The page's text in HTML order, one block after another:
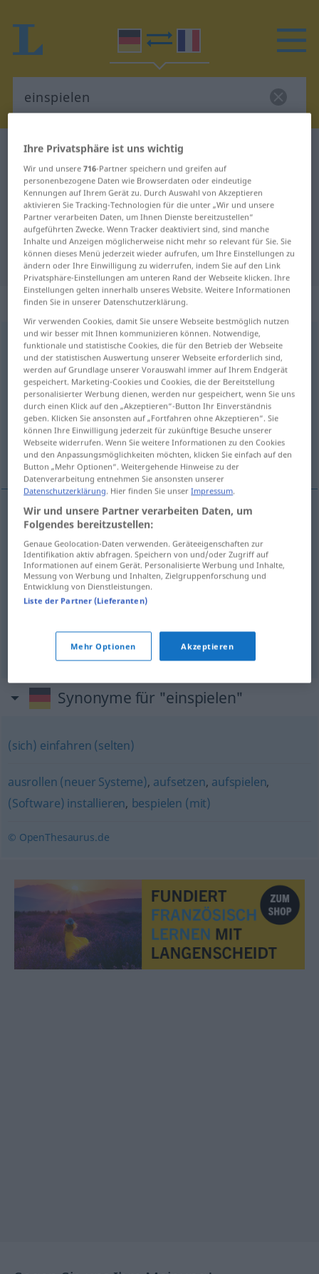
Deutsch-Französisch Wörterbuch
Deutsch-Französisch Übersetzung
für "einspielen"
"einspielen" Französisch
Übersetzung
„einspielen“: reflexives Verb
einspielenv/r
Übersicht aller Übersetzungen
(Für mehr Details die Übersetzung anklicken/antippen)
s’entraîner à jouer
ils forment une bonne équipe
Beispiele
sich einspielen SPORT
s’entraîner (à jouer)
sie sindgut aufeinandereingespielt
ils formentune bonne équipe
Synonyme für "einspielen"
(sich) einfahren (selten)
ausrollen (neuer Systeme), aufsetzen, aufspielen,
(Software) installieren, bespielen (mit)
© OpenThesaurus.de
Ihre Privatsphäre ist uns wichtig
Wir und unsere716-Partner speichern und greifen auf
personenbezogene Daten wie Browserdaten oder eindeutige
Kennungen auf Ihrem Gerät zu. Durch Auswahl von Akzeptieren
aktivieren Sie Tracking-Technologien für die unter „Wir und unsere
Partner verarbeiten Daten, um Ihnen Dienste bereitzustellen“
aufgeführten Zwecke. Wenn Tracker deaktiviert sind, sind manche
Inhalte und Anzeigen möglicherweise nicht mehr so relevant für Sie. Sie
können dieses Menü jederzeit wieder aufrufen, um Ihre Einstellungen zu
ändern oder Ihre Einwilligung zu widerrufen, indem Sie auf den Link
Privatsphäre-Einstellungen am unteren Rand der Webseite klicken. Ihre
Einstellungen gelten innerhalb unseres Website. Weitere Informationen
finden Sie in unserer Datenschutzerklärung.
Wir verwenden Cookies, damit Sie unsere Webseite bestmöglich nutzen
und wir besser mit Ihnen kommunizieren können. Notwendige,
funktionale und statistische Cookies, die für den Betrieb der Webseite
und der statistischen Auswertung unserer Webseite erforderlich sind,
werden auf Grundlage unserer Vorauswahl immer auf Ihrem Endgerät
gespeichert. Marketing-Cookies und Cookies, die der Bereitstellung
personalisierter Werbung dienen, werden nur gespeichert, wenn Sie uns
durch einen Klick auf den „Akzeptieren“-Button Ihr Einverständnis
geben. Klicken Sie ansonsten auf „Fortfahren ohne Akzeptieren“. Sie
können Ihre Einwilligung jederzeit für zukünftige Besuche unserer
Webseite widerrufen. Wenn Sie weitere Informationen zu den Cookies
und den Anpassungsmöglichkeiten möchten, klicken Sie einfach auf den
Button „Mehr Optionen“. Weitergehende Hinweise zu der
Datenverarbeitung entnehmen Sie ansonsten unserer
Datenschutzerklärung. Hier finden Sie unserImpressum.
Wir und unsere Partner verarbeiten Daten, um
Folgendes bereitzustellen:
Genaue Geolocation-Daten verwenden. Geräteeigenschaften zur
Identifikation aktiv abfragen. Speichern von und/oder Zugriff auf
Informationen auf einem Gerät. Personalisierte Werbung und Inhalte,
Messung von Werbung und Inhalten, Zielgruppenforschung und
Entwicklung von Dienstleistungen.
Liste der Partner (Lieferanten)
Mehr Optionen Akzeptieren